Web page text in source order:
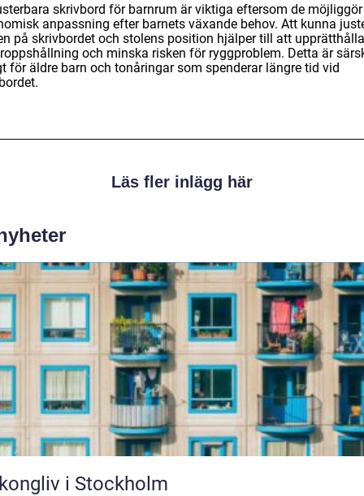
skrivbord för barnrum är viktiga eftersom de möjliggör
anpassning efter barnets växande behov. Att kunna
på skrivbordet och stolens position hjälper till att
och minska risken för ryggproblem. Detta är
för äldre barn och tonåringar som spenderar längre tid vid
Läs fler inlägg här
i Stockholm